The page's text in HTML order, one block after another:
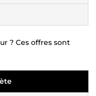
? Ces offres sont